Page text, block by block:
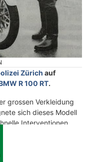
Zürich auf
R 100 RT.
grossen Verkleidung
sich dieses Modell
Interventionen.